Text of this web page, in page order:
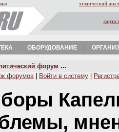
химический
карта
ОБОРУДОВАНИЕ
форум ...
форумов Войти в систему